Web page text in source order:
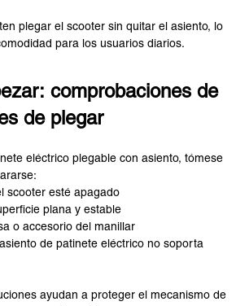
plegar el scooter sin quitar el asiento, lo
para los usuarios diarios.
comprobaciones de
de plegar
eléctrico plegable con asiento, tómese
scooter esté apagado
plana y estable
o accesorio del manillar
de patinete eléctrico no soporta
ayudan a proteger el mecanismo de